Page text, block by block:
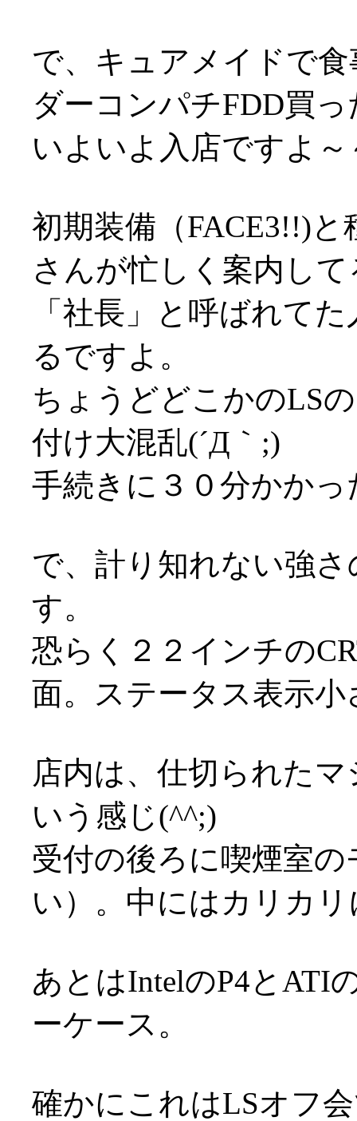
で、キュアメイドで
ダーコンパチFDD買
いよいよ入店ですよ～
初期装備（FACE3!!)
さんが忙しく案内して
「社長」と呼ばれて
るですよ。
ちょうどどこかのLS
付け大混乱(´Д｀;)
手続きに３０分かか
で、計り知れない強
す。
恐らく２２インチの
面。ステータス表示
店内は、仕切られた
いう感じ(^^;)
受付の後ろに喫煙室
い）。中にはカリカ
あとはIntelのP4とATI
ーケース。
確かにこれはLSオフ